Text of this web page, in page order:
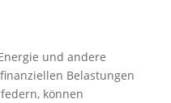
und andere
Belastungen
können